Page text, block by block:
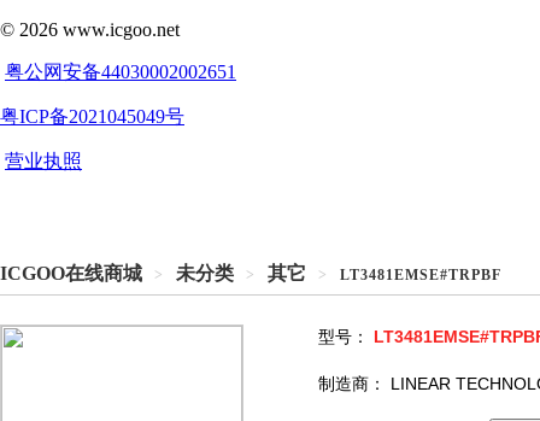
ICGOO在线商城 > 未分类 > 其它 > LT3481EMSE#TRPBF
型号：
制造商： LINEAR